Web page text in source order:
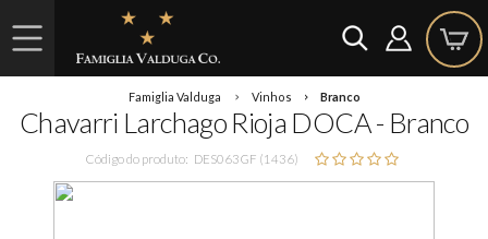
Famiglia Valduga Vinhos Branco
Chavarri Larchago Rioja DOCA - Branco
Código do produto: DES063GF (1436)